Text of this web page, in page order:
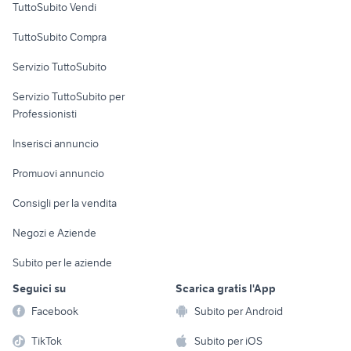
Informatica
Console e
Fotografia
Telefonia
Biciclette
TuttoSubito Vendi
TuttoSubito Compra
Servizio TuttoSubito
Servizio TuttoSubito per
Professionisti
Inserisci annuncio
Promuovi annuncio
Consigli per la vendita
Negozi e Aziende
Subito per le aziende
Seguici su
Facebook
TikTok
Scarica gratis l'App
Subito per Android
Subito per iOS